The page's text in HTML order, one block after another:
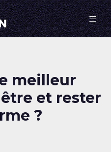
meilleur
et rester
?